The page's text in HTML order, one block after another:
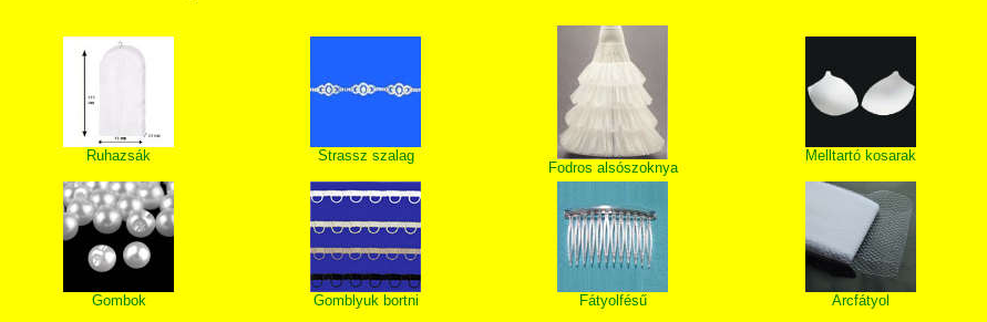
Ruhazsák Strassz szalag
Fodros alsószoknya
Melltartó kosarak
Gombok Gomblyuk bortni Fátyolfésű Arcfátyol